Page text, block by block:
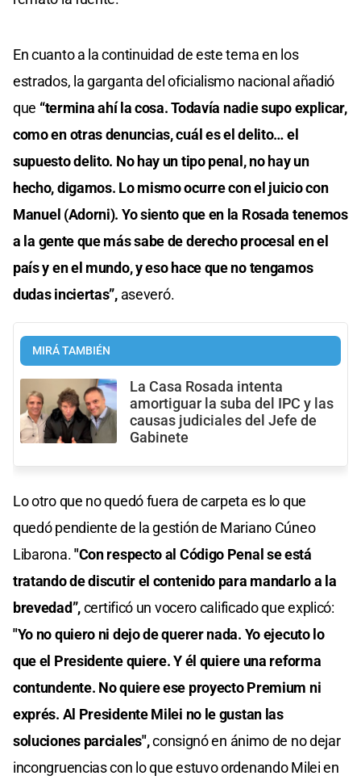
En cuanto a la continuidad de este tema en los
estrados, la garganta del oficialismo nacional añadió
que “termina ahí la cosa. Todavía nadie supo explicar,
como en otras denuncias, cuál es el delito… el
supuesto delito. No hay un tipo penal, no hay un
hecho, digamos. Lo mismo ocurre con el juicio con
Manuel (Adorni). Yo siento que en la Rosada tenemos
a la gente que más sabe de derecho procesal en el
país y en el mundo, y eso hace que no tengamos
dudas inciertas”,aseveró.
MIRÁ TAMBIÉN
La Casa Rosada intenta
amortiguar la suba del IPC y las
causas judiciales del Jefe de
Gabinete
Lo otro que no quedó fuera de carpeta es lo que
quedó pendiente de la gestión de Mariano Cúneo
Libarona."Con respecto al Código Penal se está
tratando de discutir el contenido para mandarlo a la
brevedad”,certificó un vocero calificado que explicó:
"Yo no quiero ni dejo de querer nada. Yo ejecuto lo
que el Presidente quiere. Y él quiere una reforma
contundente. No quiere ese proyecto Premium ni
exprés. Al Presidente Milei no le gustan las
soluciones parciales",consignó en ánimo de no dejar
incongruencias con lo que estuvo ordenando Milei en